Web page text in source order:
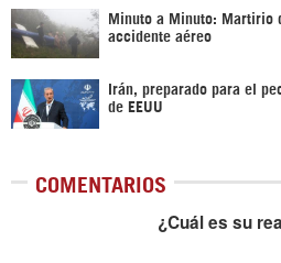
Minuto a Minuto: Martirio
accidente aéreo
Irán, preparado para el
de EEUU
COMENTARIOS